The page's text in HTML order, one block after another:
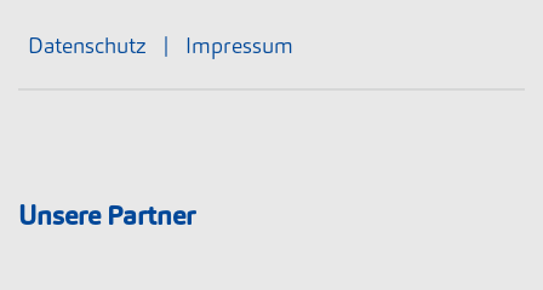
Datenschutz | Impressum
Unsere Partner